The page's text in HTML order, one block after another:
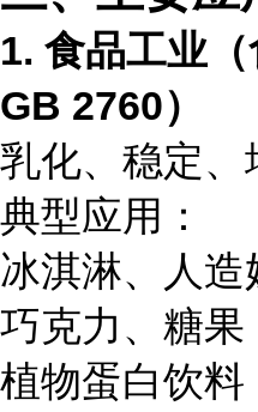
1. 食品工业（
GB 2760）
乳化、稳定、
典型应用：
冰淇淋、人
巧克力、糖果
植物蛋白饮料